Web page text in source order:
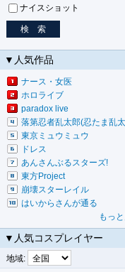
ナイスショット
▼人気作品
ナース・女医
ホロライブ
paradox live
落第忍者乱太郎(忍たま乱
東京ミュウミュウ
ドレス
あんさんぶるスターズ!
東方Project
崩壊スターレイル
はいからさんが通る
もっ
▼人気コスプレイヤー
地域: